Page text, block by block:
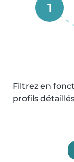
1
Filtrez en
profils